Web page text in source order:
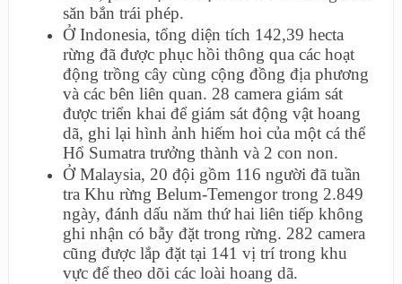
săn bắn trái phép.
Ở Indonesia, tổng diện tích 142,39 hecta
rừng đã được phục hồi thông qua các hoạt
động trồng cây cùng cộng đồng địa phương
và các bên liên quan. 28 camera giám sát
được triển khai để giám sát động vật hoang
dã, ghi lại hình ảnh hiếm hoi của một cá thể
Hổ Sumatra trưởng thành và 2 con non.
Ở Malaysia, 20 đội gồm 116 người đã tuần
tra Khu rừng Belum-Temengor trong 2.849
ngày, đánh dấu năm thứ hai liên tiếp không
ghi nhận có bẫy đặt trong rừng. 282 camera
cũng được lắp đặt tại 141 vị trí trong khu
vực để theo dõi các loài hoang dã.